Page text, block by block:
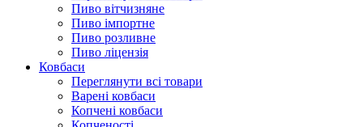
Пиво вітчизняне
Пиво імпортне
Пиво розливне
Пиво ліцензія
Ковбаси
Переглянути всі товари
Варені ковбаси
Копчені ковбаси